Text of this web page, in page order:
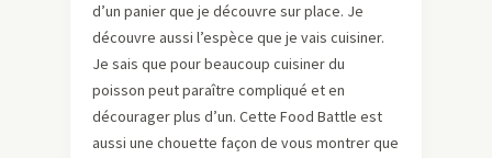
d’un panier que je découvre sur place. Je
découvre aussi l’espèce que je vais cuisiner.
Je sais que pour beaucoup cuisiner du
poisson peut paraître compliqué et en
décourager plus d’un. Cette Food Battle est
aussi une chouette façon de vous montrer que